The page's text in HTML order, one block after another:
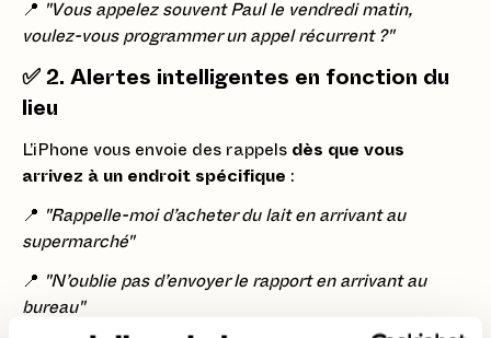
📍 "Vous appelez souvent Paul le vendredi matin,
voulez-vous programmer un appel récurrent ?"
✅ 2. Alertes intelligentes en fonction du
lieu
L’iPhone vous envoie des rappels dès que vous
arrivez à un endroit spécifique :
📍 "Rappelle-moi d’acheter du lait en arrivant au
supermarché"
📍 "N’oublie pas d’envoyer le rapport en arrivant au
bureau"